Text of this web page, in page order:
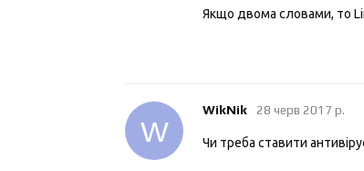
Якщо двома словами, то
W
WikNik 28 черв 2017 р.
Чи треба ставити